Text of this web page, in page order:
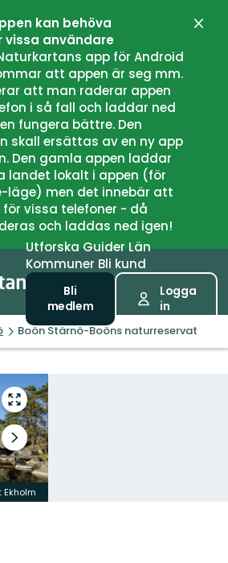
kan behöva
användare
app för Android
att appen är seg mm.
att man raderar appen
i så fall och laddar ned
fungera bättre. Den
skall ersättas av en ny app
Den gamla appen laddar
landet lokalt i appen (för
läge) men det innebär att
vissa telefoner - då
och laddas ned igen!
UtforskaGuiderLän
Kommuner Bli kund
Bli
medlem
Logga
in
Boön Stärnö-Boöns naturreservat
Gå
till
helskärmsläge
Nästa
bildspel
Ekholm